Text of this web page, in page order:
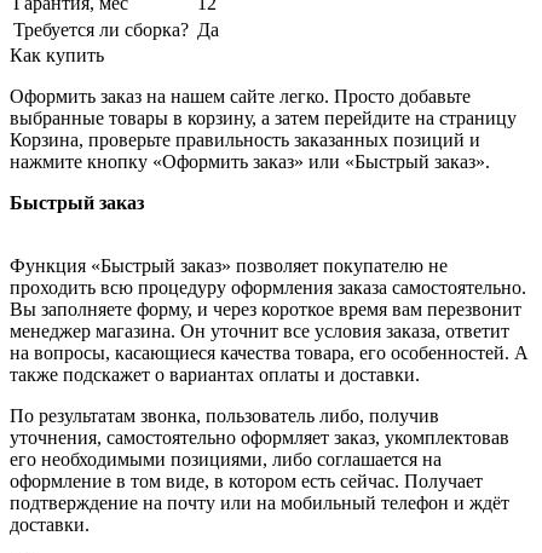
Требуется ли сборка? Да
Как купить
Оформить заказ на нашем сайте легко. Просто добавьте
выбранные товары в корзину, а затем перейдите на страницу
Корзина, проверьте правильность заказанных позиций и
нажмите кнопку «Оформить заказ» или «Быстрый заказ».
Быстрый заказ
Функция «Быстрый заказ» позволяет покупателю не
проходить всю процедуру оформления заказа самостоятельно.
Вы заполняете форму, и через короткое время вам перезвонит
менеджер магазина. Он уточнит все условия заказа, ответит
на вопросы, касающиеся качества товара, его особенностей. А
также подскажет о вариантах оплаты и доставки.
По результатам звонка, пользователь либо, получив
уточнения, самостоятельно оформляет заказ, укомплектовав
его необходимыми позициями, либо соглашается на
оформление в том виде, в котором есть сейчас. Получает
подтверждение на почту или на мобильный телефон и ждёт
доставки.